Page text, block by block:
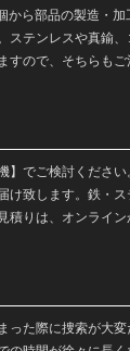
ら部品の製造・
ステンレスや真鍮
ので、そちらもご
でご検討くださ
致します。鉄・
りは、オンライ
た際に捜索が大